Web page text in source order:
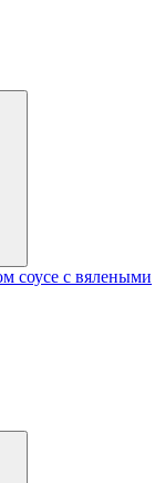
соусе с вялеными